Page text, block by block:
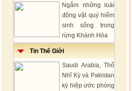
Ngắm những loài
động vật quý hiếm
sinh sống trong
rừng Khánh Hòa
Tin Thế Giới
Saudi Arabia, Thổ
Nhĩ Kỳ và Pakistan
ký hiệp ước phòng